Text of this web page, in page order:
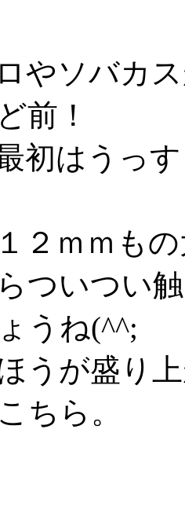
やソバカ
前！
初はうっ
２ｍｍも
ついつい
うね(^^;
うが盛り
ちら。